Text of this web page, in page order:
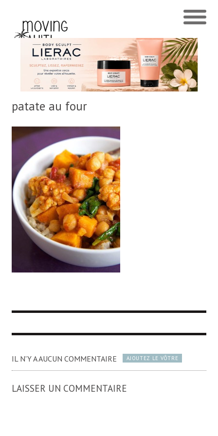
patate au four
IL N'Y A AUCUN COMMENTAIRE AJOUTEZ LE VÔTRE
LAISSER UN COMMENTAIRE